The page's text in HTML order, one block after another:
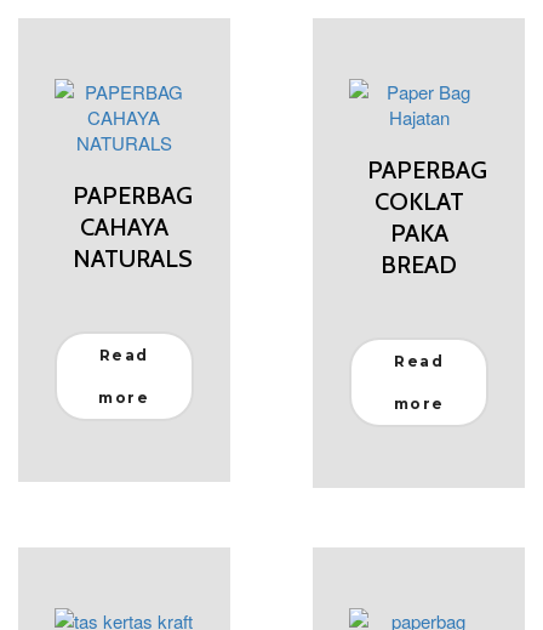
PAPERBAG
CAHAYA
NATURALS
Read
more
PAPERBAG
COKLAT
PAKA
BREAD
Read
more